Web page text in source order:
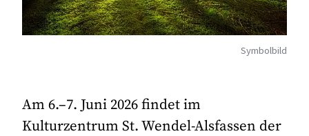
Symbolbild
Am 6.–7. Juni 2026 findet im
Kulturzentrum St. Wendel-Alsfassen der